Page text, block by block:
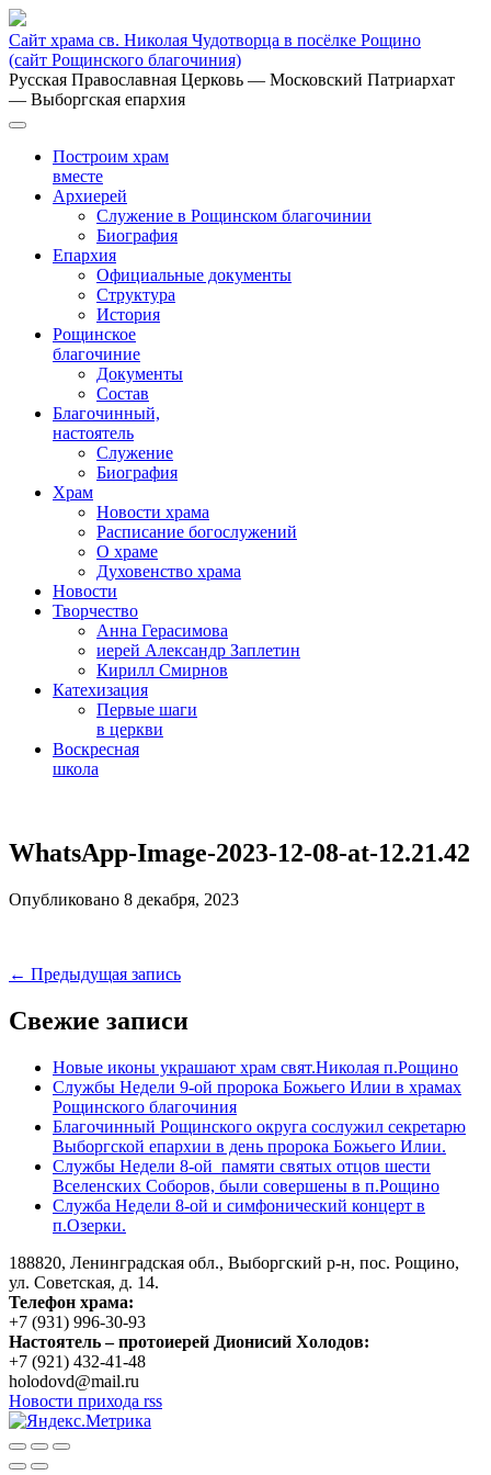
Сайт храма св. Николая Чудотворца в посёлке Рощино
(сайт Рощинского благочиния)
Русская Православная Церковь — Московский Патриархат
— Выборгская епархия
Построим храм
вместе
Архиерей
Служение в Рощинском благочинии
Биография
Епархия
Официальные документы
Структура
История
Рощинское
благочиние
Документы
Состав
Благочинный,
настоятель
Служение
Биография
Храм
Новости храма
Расписание богослужений
О храме
Духовенство храма
Новости
Творчество
Анна Герасимова
иерей Александр Заплетин
Кирилл Смирнов
Катехизация
Первые шаги
в церкви
Воскресная
школа
to
content
WhatsApp-Image-2023-12-08-at-12.21.42
Опубликовано 8 декабря, 2023
Навигация
по
записям
← Предыдущая запись
Свежие записи
Новые иконы украшают храм свят.Николая п.Рощино
Службы Недели 9-ой пророка Божьего Илии в храмах
Рощинского благочиния
Благочинный Рощинского округа сослужил секретарю
Выборгской епархии в день пророка Божьего Илии.
Службы Недели 8-ой памяти святых отцов шести
Вселенских Соборов, были совершены в п.Рощино
Служба Недели 8-ой и симфонический концерт в
п.Озерки.
188820, Ленинградская обл., Выборгский р-н, пос. Рощино,
ул. Советская, д. 14.
Телефон храма:
+7 (931) 996-30-93
Настоятель – протоиерей Дионисий Холодов:
+7 (921) 432-41-48
holodovd@mail.ru
Новости прихода rss